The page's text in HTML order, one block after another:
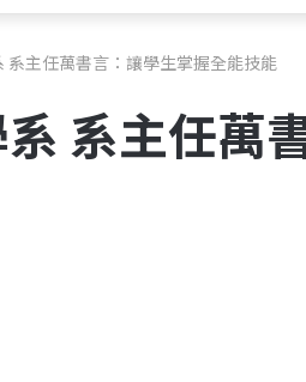
系主任萬書言：讓學生掌握全能技能
系主任萬